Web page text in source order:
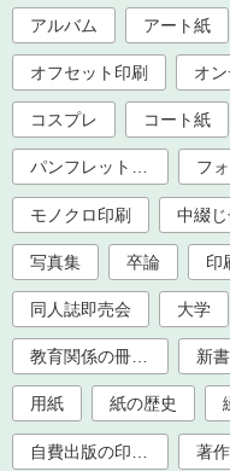
アルバム アート紙
オフセット印刷
コスプレ コート紙
パンフレット印刷 フ
モノクロ印刷 中綴
写真集 卒論
同人誌即売会 大学
教育関係の冊子印刷（大学、学校、塾） 新書
用紙 紙の歴史
著